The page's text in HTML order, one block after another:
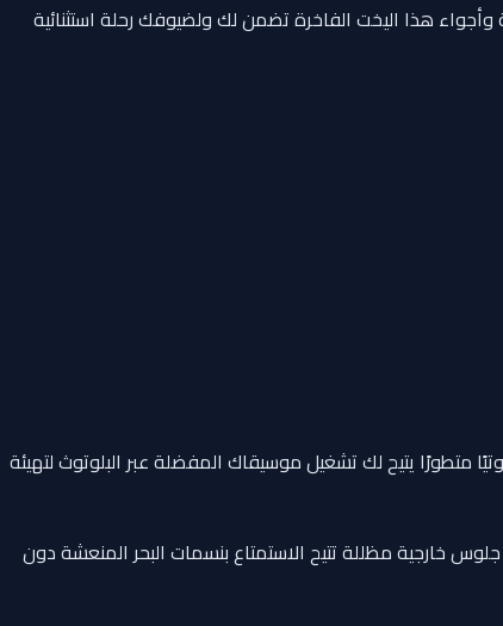
هذا اليخت الفاخرة تضمن لك ولضيوفك رحلة استثنائية
متطورًا يتيح لك تشغيل موسيقاك المفضلة عبر البلوتوث لتهيئة
خارجية مظللة تتيح الاستمتاع بنسمات البحر المنعشة دون